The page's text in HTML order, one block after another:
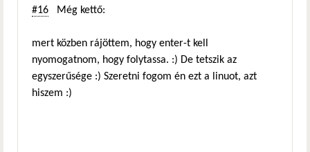
#16 Még kettő:
mert közben rájöttem, hogy enter-t kell
nyomogatnom, hogy folytassa. :) De tetszik az
egyszerűsége :) Szeretni fogom én ezt a linuot, azt
hiszem :)